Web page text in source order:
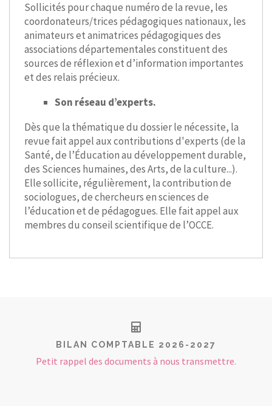
Sollicités pour chaque numéro de la revue, les
coordonateurs/trices pédagogiques nationaux, les
animateurs et animatrices pédagogiques des
associations départementales constituent des
sources de réflexion et d’information importantes
et des relais précieux.
Son réseau d’experts.
Dès que la thématique du dossier le nécessite, la
revue fait appel aux contributions d'experts (de la
Santé, de l’Éducation au développement durable,
des Sciences humaines, des Arts, de la culture...).
Elle sollicite, régulièrement, la contribution de
sociologues, de chercheurs en sciences de
l’éducation et de pédagogues. Elle fait appel aux
membres du conseil scientifique de l’OCCE.
BILAN COMPTABLE 2026-2027
Petit rappel des documents à nous transmettre.